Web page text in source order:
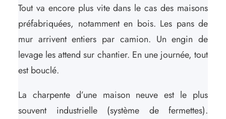
Tout va encore plus vite dans le cas des maisons
préfabriquées, notamment en bois. Les pans de
mur arrivent entiers par camion. Un engin de
levage les attend sur chantier. En une journée, tout
est bouclé.
La charpente d’une maison neuve est le plus
souvent industrielle (système de fermettes).